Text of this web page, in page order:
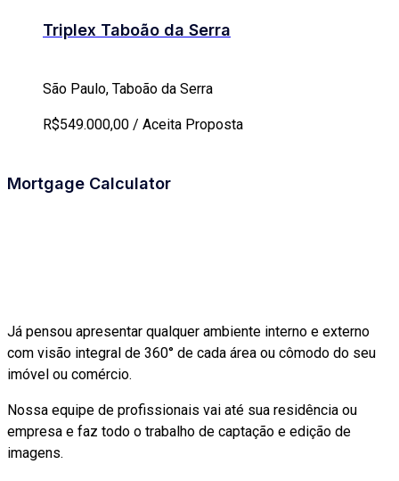
Triplex Taboão da Serra
São Paulo, Taboão da Serra
R$549.000,00 / Aceita Proposta
Mortgage Calculator
Já pensou apresentar qualquer ambiente interno e externo
com visão integral de 360° de cada área ou cômodo do seu
imóvel ou comércio.
Nossa equipe de profissionais vai até sua residência ou
empresa e faz todo o trabalho de captação e edição de
imagens.